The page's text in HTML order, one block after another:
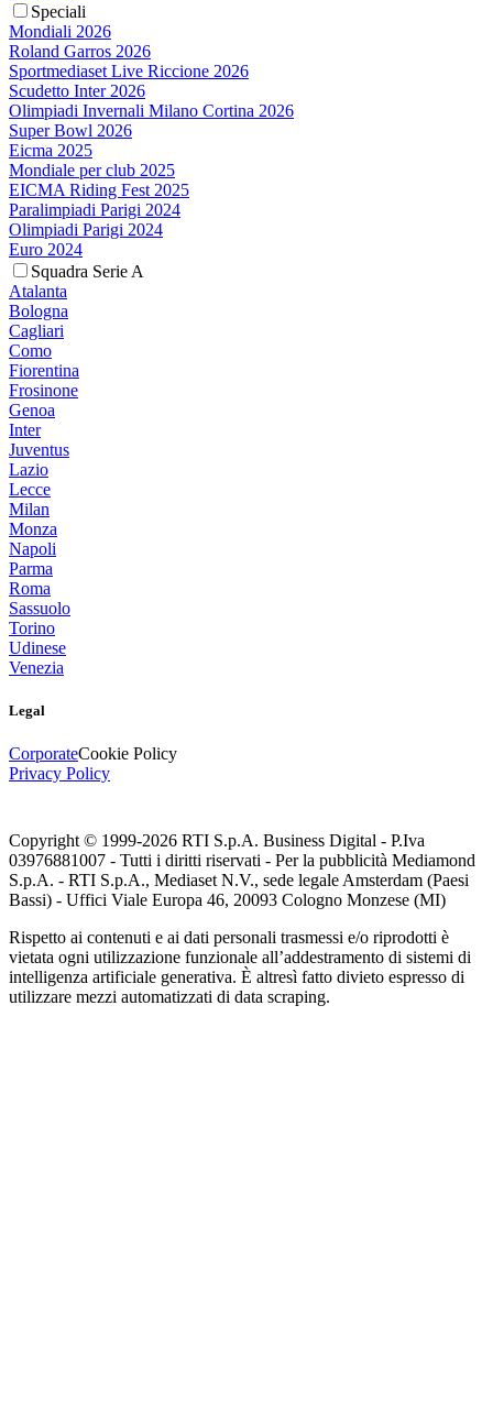
Speciali
Mondiali 2026
Roland Garros 2026
Sportmediaset Live Riccione 2026
Scudetto Inter 2026
Olimpiadi Invernali Milano Cortina 2026
Super Bowl 2026
Eicma 2025
Mondiale per club 2025
EICMA Riding Fest 2025
Paralimpiadi Parigi 2024
Olimpiadi Parigi 2024
Euro 2024
Squadra Serie A
Atalanta
Bologna
Cagliari
Como
Fiorentina
Frosinone
Genoa
Inter
Juventus
Lazio
Lecce
Milan
Monza
Napoli
Parma
Roma
Sassuolo
Torino
Udinese
Venezia
Legal
CorporateCookie Policy
Privacy Policy
Copyright © 1999-2026 RTI S.p.A. Business Digital - P.Iva
03976881007 - Tutti i diritti riservati - Per la pubblicità Mediamond
S.p.A. - RTI S.p.A., Mediaset N.V., sede legale Amsterdam (Paesi
Bassi) - Uffici Viale Europa 46, 20093 Cologno Monzese (MI)
Rispetto ai contenuti e ai dati personali trasmessi e/o riprodotti è
vietata ogni utilizzazione funzionale all’addestramento di sistemi di
intelligenza artificiale generativa. È altresì fatto divieto espresso di
utilizzare mezzi automatizzati di data scraping.